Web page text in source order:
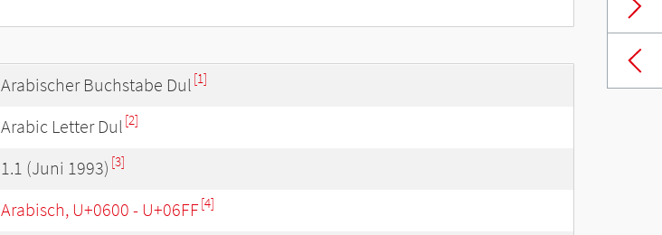
Arabischer Buchstabe Dul [1]
Arabic Letter Dul [2]
1.1 (Juni 1993) [3]
Arabisch, U+0600 - U+06FF[4]